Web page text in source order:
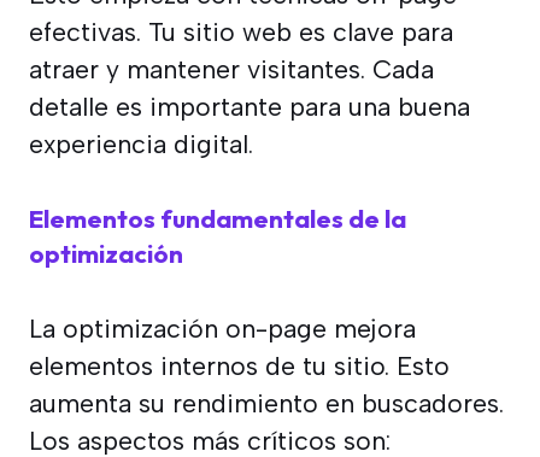
efectivas. Tu sitio web es clave para
atraer y mantener visitantes. Cada
detalle es importante para una buena
experiencia digital.
Elementos fundamentales de la
optimización
La optimización on-page mejora
elementos internos de tu sitio. Esto
aumenta su rendimiento en buscadores.
Los aspectos más críticos son: